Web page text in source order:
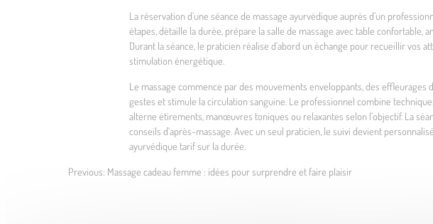
La réservation d’une séance de massage ayurvédique auprès d’un
étapes, détaille la durée, prépare la salle de massage avec table confortable,
Durant la séance, le praticien réalise d’abord un échange pour recueillir
stimulation énergétique.
Le massage commence par des mouvements enveloppants, des effleurages
gestes et stimule la circulation sanguine. Le professionnel combine
alterne étirements, manœuvres toniques ou relaxantes selon l’objectif. La
conseils d’après-massage. Avec un seul praticien, le suivi devient
ayurvédique tarif sur la durée.
Previous: Massage cadeau femme : idées pour surprendre et faire plaisir